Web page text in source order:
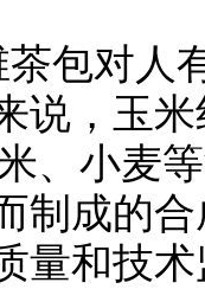
包对人
说，玉
、小麦
制成的
量和技